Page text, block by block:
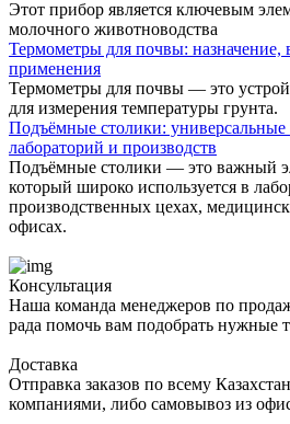
Этот прибор является ключевым
молочного животноводства
Термометры для почвы:
применения
Термометры для почвы — это
для измерения температуры грунта.
Подъёмные столики: универсальные
лабораторий и производств
Подъёмные столики — это важный
который широко используется в
производственных цехах,
офисах.
Консультация
Наша команда менеджеров по
рада помочь вам подобрать нужные
Доставка
Отправка заказов по всему
компаниями, либо самовывоз из